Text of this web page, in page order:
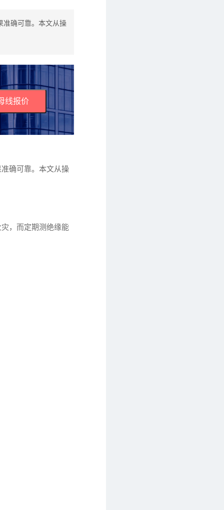
准确可靠。本文从操
线报价
确可靠。本文从操
，而定期测绝缘能